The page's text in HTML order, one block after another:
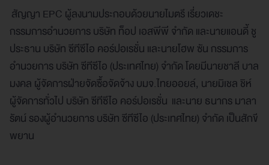
สัญญา EPC ผู้ลงนามประกอบด้วยนายไมตรี เรี่ยวเดชะ
กรรมการอำนวยการ บริษัท ท็อป เอสพีพี จำกัด และนายแอนดี้ ชู
ประธาน บริษัท ซีทีซีไอ คอร์ปอเรชั่น และนายโฮพ ซัน กรรมการ
อำนวยการ บริษัท ซีทีซีไอ (ประเทศไทย) จำกัด โดยมีนายชาลี บาล
มงคล ผู้จัดการฝ่ายจัดซื้อจัดจ้าง บมจ.ไทยออยล์, นายมิเชล ชิห์
ผู้จัดการทั่วไป บริษัท ซีทีซีไอ คอร์ปอเรชั่น และนาย ธนากร มาลา
รัตน์ รองผู้อำนวยการ บริษัท ซีทีซีไอ (ประเทศไทย) จำกัด เป็นสักขี
พยาน